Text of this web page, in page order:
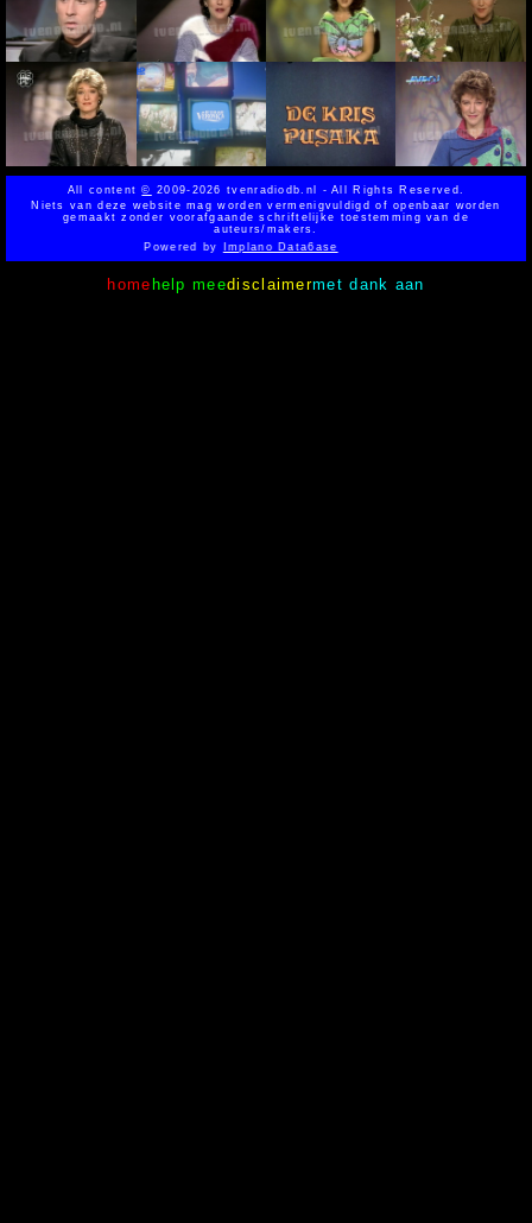
All content© 2009-2026 tvenradiodb.nl - All Rights Reserved.
Niets van deze website mag worden vermenigvuldigd of openbaar worden
gemaakt zonder voorafgaande schriftelijke toestemming van de
auteurs/makers.
Powered by Implano Data6ase
home help meedisclaimermet dank aan